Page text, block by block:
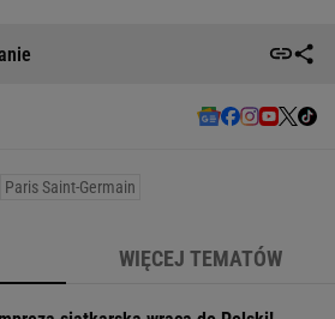
Paris Saint-Germain
WIĘCEJ TEMATÓW